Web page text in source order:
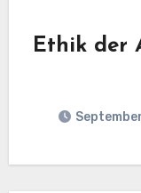
Ethik der